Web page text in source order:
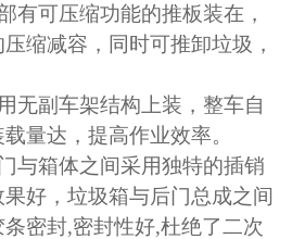
有可压缩功能的推板装在，
缩减容，同时可推卸垃圾，
无副车架结构上装，整车自
量达，提高作业效率。
与箱体之间采用独特的插销
好，垃圾箱与后门总成之间
条密封,密封性好,杜绝了二次